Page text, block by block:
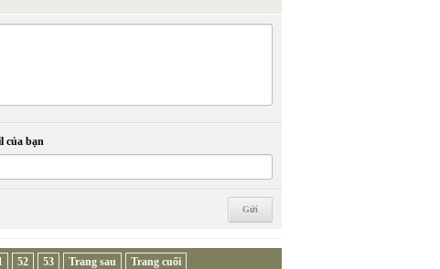
của bạn
52 53 Trang sau Trang cuối